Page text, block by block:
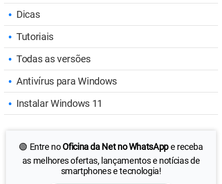
Dicas
Tutoriais
Todas as versões
Antivírus para Windows
Instalar Windows 11
🟢 Entre noOficina da Net no WhatsAppe receba
as melhores ofertas, lançamentos e notícias de
smartphones e tecnologia!